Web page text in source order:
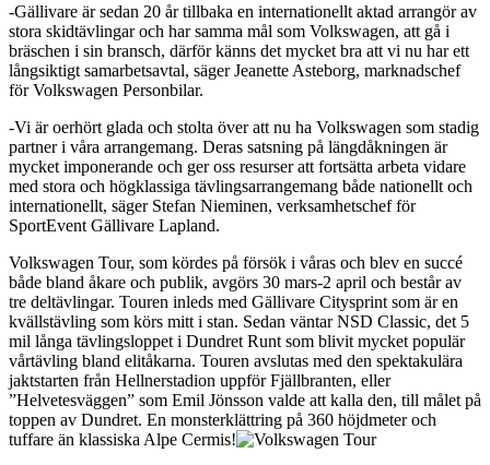
-Gällivare är sedan 20 år tillbaka en internationellt aktad arrangör av
stora skidtävlingar och har samma mål som Volkswagen, att gå i
bräschen i sin bransch, därför känns det mycket bra att vi nu har ett
långsiktigt samarbetsavtal, säger Jeanette Asteborg, marknadschef
för Volkswagen Personbilar.
-Vi är oerhört glada och stolta över att nu ha Volkswagen som stadig
partner i våra arrangemang. Deras satsning på längdåkningen är
mycket imponerande och ger oss resurser att fortsätta arbeta vidare
med stora och högklassiga tävlingsarrangemang både nationellt och
internationellt, säger Stefan Nieminen, verksamhetschef för
SportEvent Gällivare Lapland.
Volkswagen Tour, som kördes på försök i våras och blev en succé
både bland åkare och publik, avgörs 30 mars-2 april och består av
tre deltävlingar. Touren inleds med Gällivare Citysprint som är en
kvällstävling som körs mitt i stan. Sedan väntar NSD Classic, det 5
mil långa tävlingsloppet i Dundret Runt som blivit mycket populär
vårtävling bland elitåkarna. Touren avslutas med den spektakulära
jaktstarten från Hellnerstadion uppför Fjällbranten, eller
”Helvetesväggen” som Emil Jönsson valde att kalla den, till målet på
toppen av Dundret. En monsterklättring på 360 höjdmeter och
tuffare än klassiska Alpe Cermis!